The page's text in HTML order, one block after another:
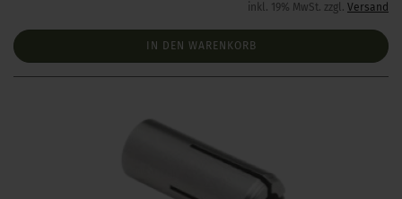
inkl. 19% MwSt. zzgl. Versand
IN DEN WARENKORB